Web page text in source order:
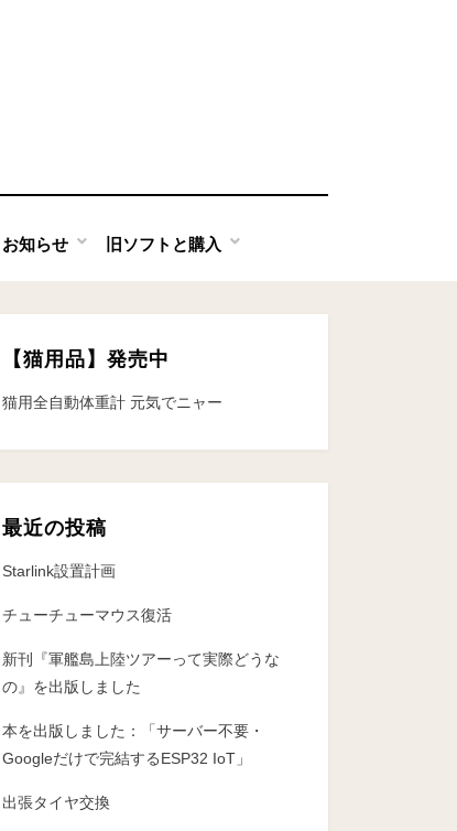
お知らせ 旧ソフトと購入
【猫用品】発売中
猫用全自動体重計 元気でニャー
最近の投稿
Starlink設置計画
チューチューマウス復活
新刊『軍艦島上陸ツアーって実際どうな
の』を出版しました
本を出版しました：「サーバー不要・
Googleだけで完結するESP32 IoT」
出張タイヤ交換